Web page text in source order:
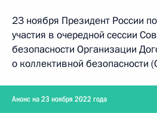
23 ноября Президент России
участия в очередной сессии
безопасности Организации
о коллективной безопасности
Анонс на 23 ноября 2022 года